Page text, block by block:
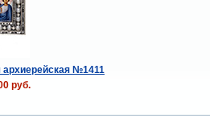
архиерейская №1411
руб.